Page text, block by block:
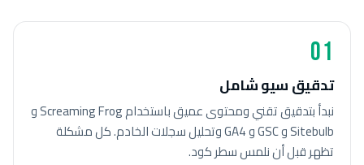
01
تدقيق سيو شامل
نبدأ بتدقيق تقني ومحتوى عميق باستخدام Screaming Frog و
Sitebulb و GSC و GA4 وتحليل سجلات الخادم. كل مشكلة
تظهر قبل أن نلمس سطر كود.